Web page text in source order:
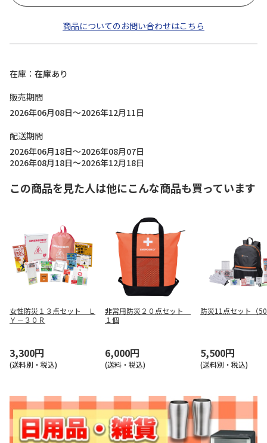
商品についてのお問い合わせはこちら
在庫
在庫あり
販売期間
2026年06月08日～2026年12月11日
配送期間
2026年06月18日～2026年08月07日
2026年08月18日～2026年12月18日
この商品を見た人は他にこんな商品も買っています
女性防災１３点セット Ｌ
Ｙ－３０Ｒ
3,300円
(送料別・税込)
非常用防災２０点セット
１個
6,000円
(送料・税込)
防災11点セット（
5,500円
(送料別・税込)